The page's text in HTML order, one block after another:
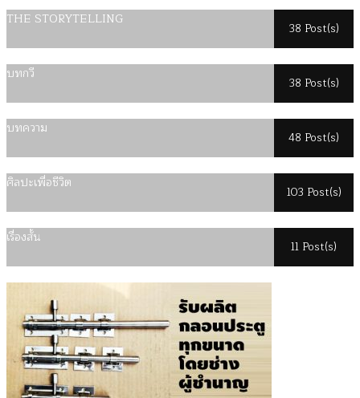
THE STORYTELLING
38 Post(s)
บทกวี
38 Post(s)
บทความ
48 Post(s)
ศิลปะเพื่อชีวิต
103 Post(s)
เรื่องสั้น
11 Post(s)